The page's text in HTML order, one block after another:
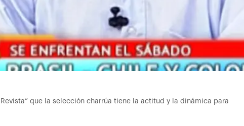
que la selección charrúa tiene la actitud y la dinámica para